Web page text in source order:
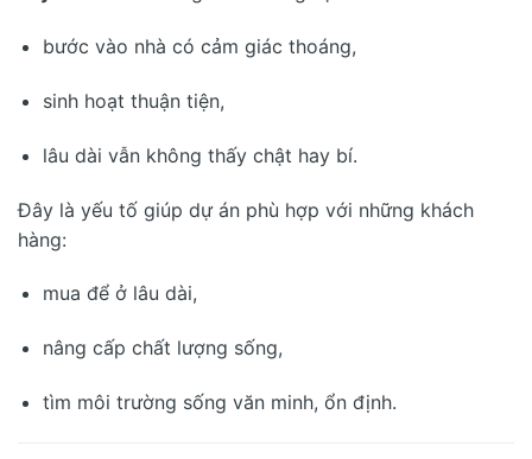
bước vào nhà có cảm giác thoáng,
sinh hoạt thuận tiện,
lâu dài vẫn không thấy chật hay bí.
Đây là yếu tố giúp dự án phù hợp với những khách
hàng:
mua để ở lâu dài,
nâng cấp chất lượng sống,
tìm môi trường sống văn minh, ổn định.